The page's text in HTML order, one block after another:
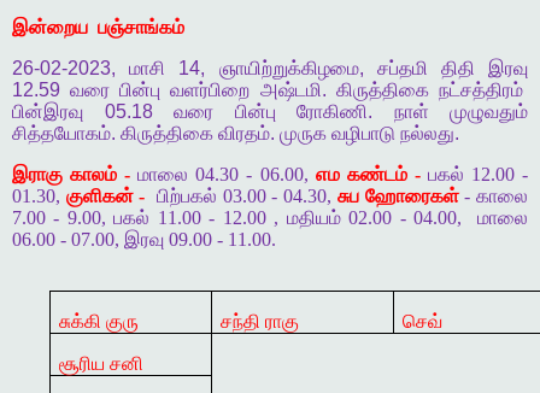
இன்றைய பஞ்சாங்கம்
26-02-2023,மாசி 14, ஞாயிற்றுக்கிழமை, சப்தமி திதி
இரவு
12.59வரை பின்பு வளர்பிறை அஷ்டமி. கிருத்திகை நட்சத்திரம்
பின்இரவு 05.18 வரை பின்பு ரோகிணி. நாள்
முழுவதும்
சித்தயோகம். கிருத்திகை விரதம். முருக வழிபாடு நல்லது.
இராகு காலம் - மாலை 04.30 - 06.00, எம கண்டம் -பகல் 12.00 -
01.30, குளிகன் - பிற்பகல் 03.00 - 04.30, சுப ஹோரைகள்- காலை
7.00 - 9.00, பகல் 11.00 - 12.00 , மதியம் 02.00 - 04.00,
மாலை
06.00 - 07.00, இரவு 09.00 - 11.00.
சுக்கி குரு சந்தி ராகு செவ்
சூரிய சனி